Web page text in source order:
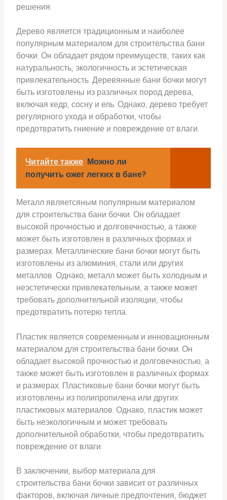
решения.
Дерево является традиционным и наиболее
популярным материалом для строительства бани
бочки. Он обладает рядом преимуществ, таких как
натуральность, экологичность и эстетическая
привлекательность. Деревянные бани бочки могут
быть изготовлены из различных пород дерева,
включая кедр, сосну и ель. Однако, дерево требует
регулярного ухода и обработки, чтобы
предотвратить гниение и повреждение от влаги.
Читайте также Можно ли
получить ожег легких в бане?
Металл являетсяным популярным материалом
для строительства бани бочки. Он обладает
высокой прочностью и долговечностью, а также
может быть изготовлен в различных формах и
размерах. Металлические бани бочки могут быть
изготовлены из алюминия, стали или других
металлов. Однако, металл может быть холодным и
неэстетически привлекательным, а также может
требовать дополнительной изоляции, чтобы
предотвратить потерю тепла.
Пластик является современным и инновационным
материалом для строительства бани бочки. Он
обладает высокой прочностью и долговечностью, а
также может быть изготовлен в различных формах
и размерах. Пластиковые бани бочки могут быть
изготовлены из полипропилена или других
пластиковых материалов. Однако, пластик может
быть неэкологичным и может требовать
дополнительной обработки, чтобы предотвратить
повреждение от влаги.
В заключении, выбор материала для
строительства бани бочки зависит от различных
факторов, включая личные предпочтения, бюджет